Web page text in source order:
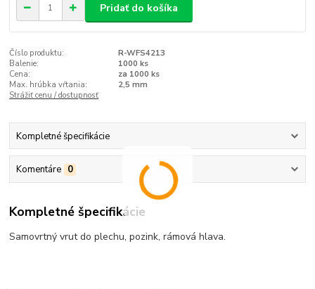
Pridať do košíka
Číslo produktu:
R-WFS4213
Balenie:
1000 ks
Cena:
za 1000 ks
Max. hrúbka vŕtania:
2,5 mm
Strážiť cenu / dostupnosť
Kompletné špecifikácie
Komentáre 0
Kompletné špecifikácie
Samovrtný vrut do plechu, pozink, rámová hlava.